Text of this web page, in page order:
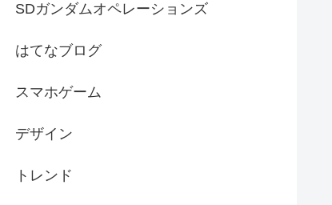
SDガンダムオペレーションズ
はてなブログ
スマホゲーム
デザイン
トレンド